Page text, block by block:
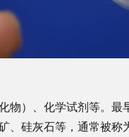
物）、化学试剂等。
、硅灰石等，通常被